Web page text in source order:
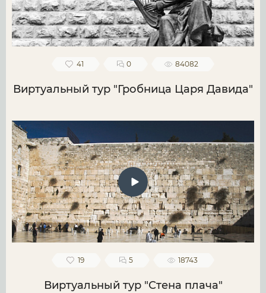
41 0 84082
Виртуальный тур "Гробница Царя Давида"
19 5 18743
Виртуальный тур "Стена плача"